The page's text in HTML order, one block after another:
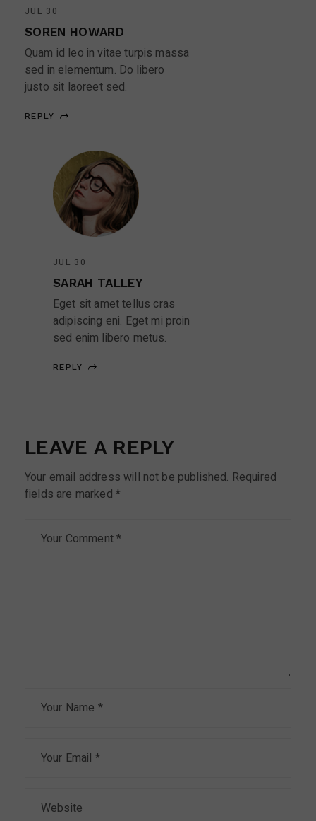
JUL 30
SOREN HOWARD
Quam id leo in vitae turpis massa
sed in elementum. Do libero
justo sit laoreet sed.
REPLY
JUL 30
SARAH TALLEY
Eget sit amet tellus cras
adipiscing eni. Eget mi proin
sed enim libero metus.
REPLY
LEAVE A REPLY
Your email address will not be published. Required
fields are marked *